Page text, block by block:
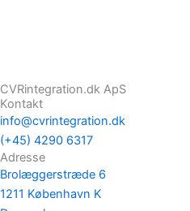
CVRintegration.dk ApS
Kontakt
info@cvrintegration.dk
(+45) 4290 6317
Adresse
Brolæggerstræde 6
1211 København K